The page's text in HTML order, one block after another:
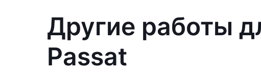
Другие работы
Passat